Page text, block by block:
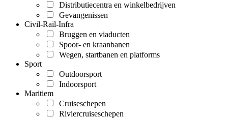
Distributiecentra en winkelbedrijven
Gevangenissen
Civil-Rail-Infra
Bruggen en viaducten
Spoor- en kraanbanen
Wegen, startbanen en platforms
Sport
Outdoorsport
Indoorsport
Maritiem
Cruiseschepen
Riviercruiseschepen